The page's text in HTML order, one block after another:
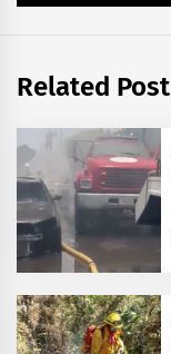
Related Post